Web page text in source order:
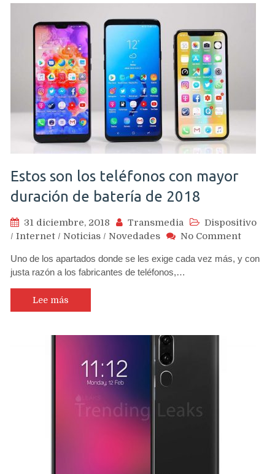
cámaras
traseras
Estos son los teléfonos con mayor
duración de batería de 2018
31 diciembre, 2018 Transmedia
Dispositivo
/ Internet / Noticias / Novedades No Commenton
son
Uno de los apartados donde se les exige cada vez más, y con
justa razón a los fabricantes de teléfonos,…
Lee más